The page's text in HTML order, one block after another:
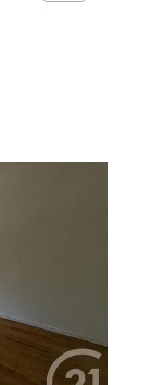
étage